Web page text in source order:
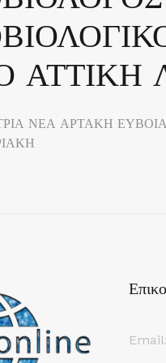
ΝΕΑ ΑΡΤΑΚΗ ΕΥΒΟΙΑ
Email: